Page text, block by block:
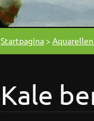
Startpagina >
Kale